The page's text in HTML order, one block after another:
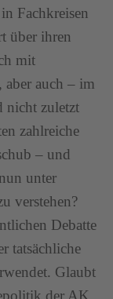
Fachkreisen
über ihren
mit
auch – im
nicht zuletzt
zahlreiche
– und
unter
verstehen?
Debatte
tatsächliche
Glaubt
der AK